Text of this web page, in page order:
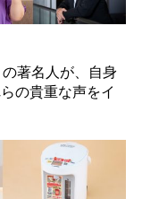
著名人が、自身
の貴重な声をイ